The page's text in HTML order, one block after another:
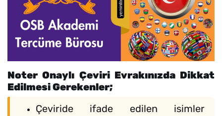
Noter Onaylı Çeviri Evrakınızda Dikkat
Edilmesi Gerekenler;
Çeviride ifade edilen isimler